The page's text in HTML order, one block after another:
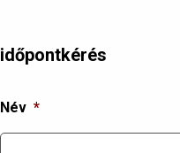
időpontkérés
Név *